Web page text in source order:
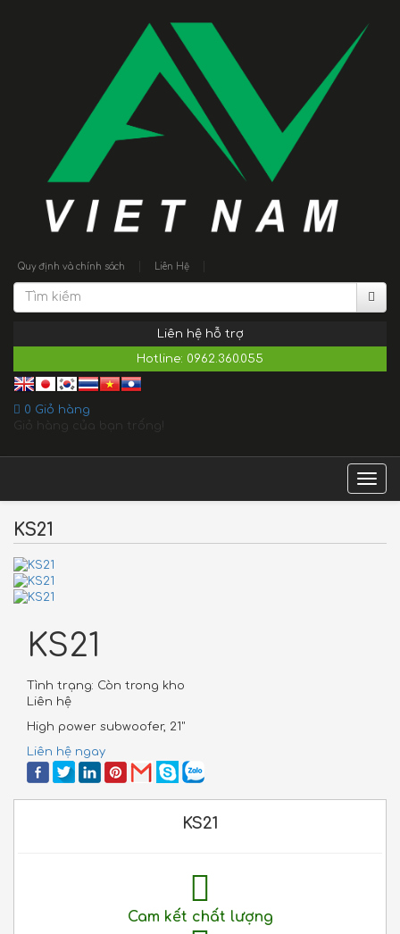
Quy định và chính sách Liên Hệ
Liên hệ hỗ trợ
Hotline: 0962.360.055
0 Giỏ hàng
Giỏ hàng của bạn trống!
KS21
KS21
Tình trạng: Còn trong kho
Liên hệ
High power subwoofer, 21"
Liên hệ ngay
KS21
Cam kết chất lượng